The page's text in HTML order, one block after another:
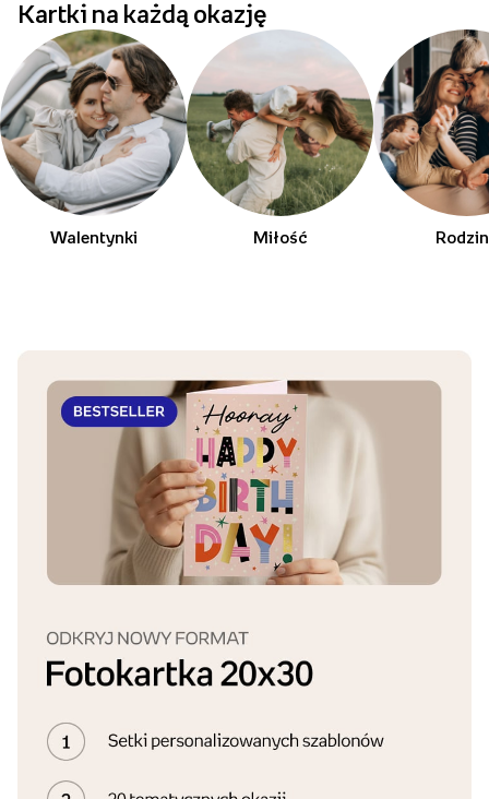
Kartki na każdą okazję
Walentynki Miłość